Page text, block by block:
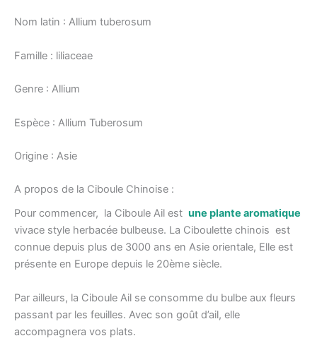
Nom latin : Allium tuberosum
Famille : liliaceae
Genre : Allium
Espèce : Allium Tuberosum
Origine : Asie
A propos de la Ciboule Chinoise :
Pour commencer, la Ciboule Ail est une plante aromatique
vivace style herbacée bulbeuse. La Ciboulette chinois est
connue depuis plus de 3000 ans en Asie orientale, Elle est
présente en Europe depuis le 20ème siècle.
Par ailleurs, la Ciboule Ail se consomme du bulbe aux fleurs
passant par les feuilles. Avec son goût d’ail, elle
accompagnera vos plats.